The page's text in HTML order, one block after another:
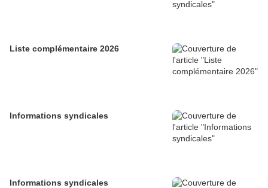
Liste complémentaire 2026
Informations syndicales
Informations syndicales